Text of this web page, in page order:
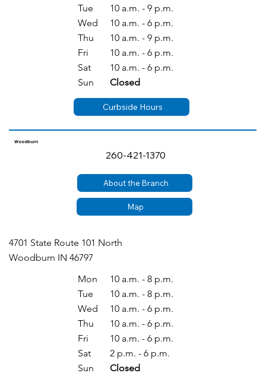
Tue
Wed
Thu
Fri
Sat
Sun
10 a.m. - 9 p.m.
10 a.m. - 6 p.m.
10 a.m. - 9 p.m.
10 a.m. - 6 p.m.
10 a.m. - 6 p.m.
Closed
Curbside Hours
Woodburn
260-421-1370
Map
About the Branch
4701 State Route 101 North
Woodburn IN 46797
Mon
Tue
Wed
Thu
Fri
Sat
Sun
10 a.m. - 8 p.m.
10 a.m. - 8 p.m.
10 a.m. - 6 p.m.
10 a.m. - 6 p.m.
10 a.m. - 6 p.m.
2 p.m. - 6 p.m.
Closed